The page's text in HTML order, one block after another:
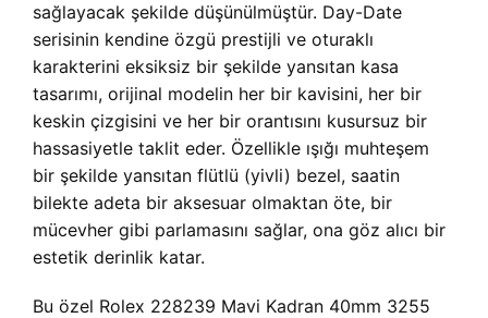
sağlayacak şekilde düşünülmüştür. Day-Date
serisinin kendine özgü prestijli ve oturaklı
karakterini eksiksiz bir şekilde yansıtan kasa
tasarımı, orijinal modelin her bir kavisini, her bir
keskin çizgisini ve her bir orantısını kusursuz bir
hassasiyetle taklit eder. Özellikle ışığı muhteşem
bir şekilde yansıtan flütlü (yivli) bezel, saatin
bilekte adeta bir aksesuar olmaktan öte, bir
mücevher gibi parlamasını sağlar, ona göz alıcı bir
estetik derinlik katar.
Bu özel Rolex 228239 Mavi Kadran 40mm 3255